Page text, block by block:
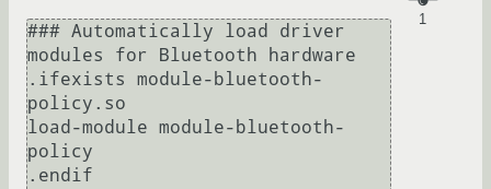
1
### Automatically load driver
modules for Bluetooth hardware
.ifexists module-bluetooth-
policy.so
load-module module-bluetooth-
policy
.endif